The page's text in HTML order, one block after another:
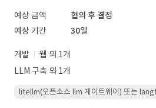
예상 금액
협의 후 결정
예상 기간
30일
개발
웹 외 1개
LLM 구축 외 1개
litellm(오픈소스 llm 게이트웨이) 또는